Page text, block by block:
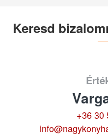
Keresd
+36 30